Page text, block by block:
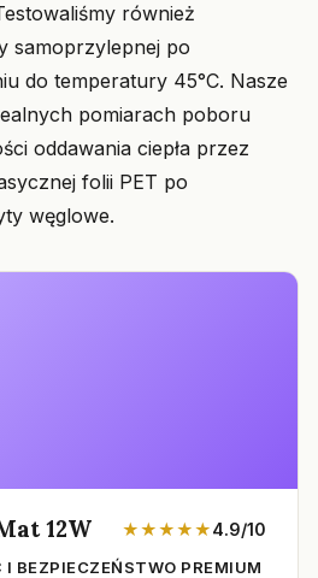
również
samoprzylepnej po
do temperatury 45°C. Nasze
pomiarach poboru
oddawania ciepła przez
folii PET po
węglowe.
12W ★★★★★4.9/10
BEZPIECZEŃSTWO PREMIUM